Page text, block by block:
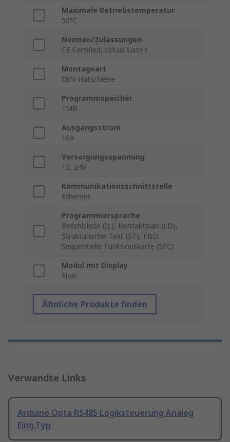
Maximale Betriebstemperatur
50°C
Normen/Zulassungen
CE Certified, cULus Listed
Montageart
DIN-Hutschiene
Programmspeicher
1MB
Ausgangsstrom
10A
Versorgungsspannung
12, 24V
Kommunikationsschnittstelle
Ethernet
Programmiersprache
Befehlsliste (IL), Kontaktplan (LD),
Strukturierter Text (ST), FBD,
Sequentielle Funktionskarte (SFC)
Modul mit Display
Nein
Ähnliche Produkte finden
Verwandte Links
Arduino Opta RS485 Logiksteuerung Analog
Eing.Typ